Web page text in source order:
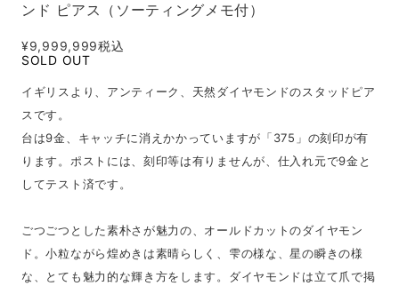
ンド ピアス（ソーティングメモ付）
¥9,999,999税込
SOLD OUT
イギリスより、アンティーク、天然ダイヤモンドのスタッドピア
スです。
台は9金、キャッチに消えかかっていますが「375」の刻印が有
ります。ポストには、刻印等は有りませんが、仕入れ元で9金と
してテスト済です。
ごつごつとした素朴さが魅力の、オールドカットのダイヤモン
ド。小粒ながら煌めきは素晴らしく、雫の様な、星の瞬きの様
な、とても魅力的な輝き方をします。ダイヤモンドは立て爪で掲